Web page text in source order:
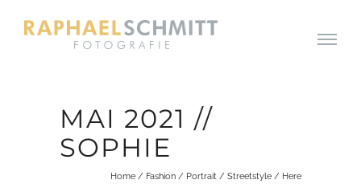
MAI 2021 //
SOPHIE
Home / Fashion / Portrait / Streetstyle / Here